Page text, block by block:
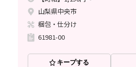
山梨県中央市
梱包・仕分け
61981-00
キープする